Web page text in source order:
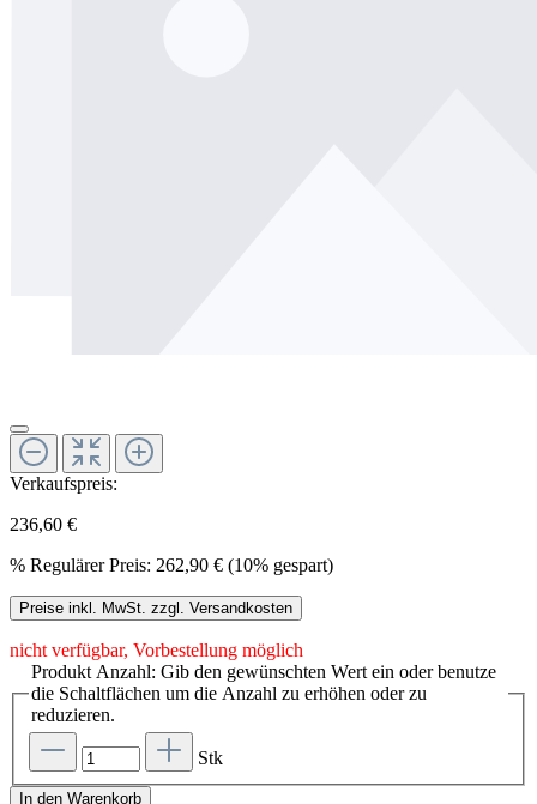
Verkaufspreis:
236,60 €
% Regulärer Preis: 262,90 € (10% gespart)
Preise inkl. MwSt. zzgl. Versandkosten
nicht verfügbar, Vorbestellung möglich
Produkt Anzahl: Gib den gewünschten Wert ein oder benutze
die Schaltflächen um die Anzahl zu erhöhen oder zu
reduzieren.
Stk
In den Warenkorb